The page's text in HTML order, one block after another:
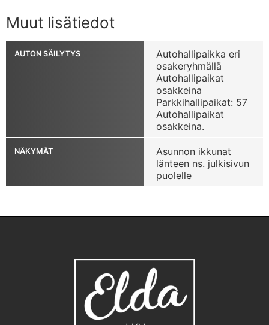
Muut lisätiedot
AUTON SÄILYTYS
Autohallipaikka eri
osakeryhmällä
Autohallipaikat
osakkeina
Parkkihallipaikat: 57
Autohallipaikat
osakkeina.
NÄKYMÄT
Asunnon ikkunat
länteen ns. julkisivun
puolelle